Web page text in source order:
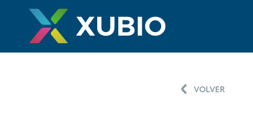
VOLVER